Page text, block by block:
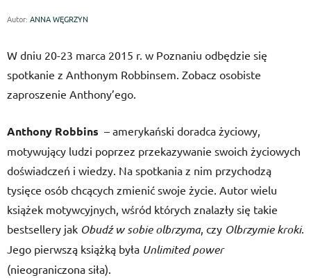
Autor: ANNA WĘGRZYN
W dniu 20-23 marca 2015 r. w Poznaniu odbędzie się
spotkanie z Anthonym Robbinsem. Zobacz osobiste
zaproszenie Anthony’ego.
Anthony Robbins – amerykański doradca życiowy,
motywujący ludzi poprzez przekazywanie swoich życiowych
doświadczeń i wiedzy. Na spotkania z nim przychodzą
tysięce osób chcących zmienić swoje życie. Autor wielu
książek motywcyjnych, wśród których znalazły się takie
bestsellery jak Obudź w sobie olbrzyma, czy Olbrzymie kroki.
Jego pierwszą książką była Unlimited power
(nieograniczona siła).